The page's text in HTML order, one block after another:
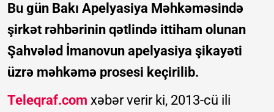
Bu gün Bakı Apelyasiya Məhkəməsində
şirkət rəhbərinin qətlində ittiham olunan
Şahvələd İmanovun apelyasiya şikayəti
üzrə məhkəmə prosesi keçirilib.
Teleqraf.com xəbər verir ki, 2013-cü ili